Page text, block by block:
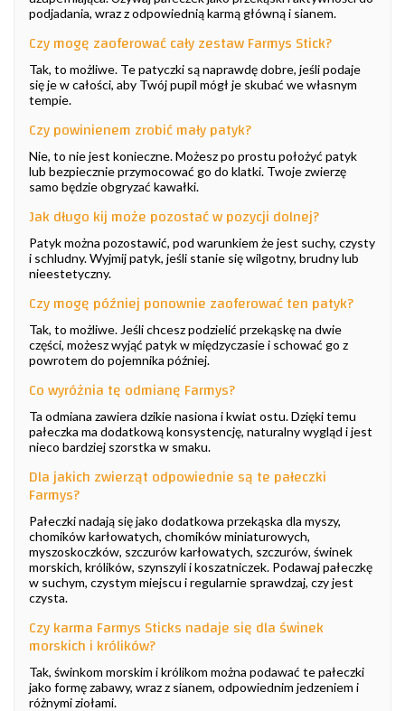
podjadania, wraz z odpowiednią karmą główną i sianem.
Czy mogę zaoferować cały zestaw Farmys Stick?
Tak, to możliwe. Te patyczki są naprawdę dobre, jeśli podaje
się je w całości, aby Twój pupil mógł je skubać we własnym
tempie.
Czy powinienem zrobić mały patyk?
Nie, to nie jest konieczne. Możesz po prostu położyć patyk
lub bezpiecznie przymocować go do klatki. Twoje zwierzę
samo będzie obgryzać kawałki.
Jak długo kij może pozostać w pozycji dolnej?
Patyk można pozostawić, pod warunkiem że jest suchy, czysty
i schludny. Wyjmij patyk, jeśli stanie się wilgotny, brudny lub
nieestetyczny.
Czy mogę później ponownie zaoferować ten patyk?
Tak, to możliwe. Jeśli chcesz podzielić przekąskę na dwie
części, możesz wyjąć patyk w międzyczasie i schować go z
powrotem do pojemnika później.
Co wyróżnia tę odmianę Farmys?
Ta odmiana zawiera dzikie nasiona i kwiat ostu. Dzięki temu
pałeczka ma dodatkową konsystencję, naturalny wygląd i jest
nieco bardziej szorstka w smaku.
Dla jakich zwierząt odpowiednie są te pałeczki
Farmys?
Pałeczki nadają się jako dodatkowa przekąska dla myszy,
chomików karłowatych, chomików miniaturowych,
myszoskoczków, szczurów karłowatych, szczurów, świnek
morskich, królików, szynszyli i koszatniczek. Podawaj pałeczkę
w suchym, czystym miejscu i regularnie sprawdzaj, czy jest
czysta.
Czy karma Farmys Sticks nadaje się dla świnek
morskich i królików?
Tak, świnkom morskim i królikom można podawać te pałeczki
jako formę zabawy, wraz z sianem, odpowiednim jedzeniem i
różnymi ziołami.